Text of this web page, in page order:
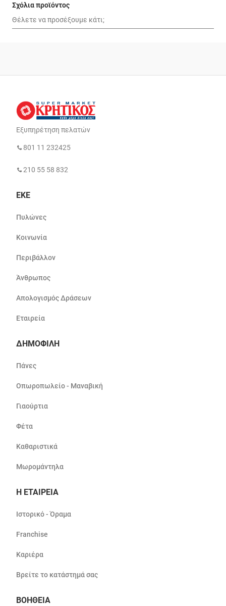
Σχόλια προϊόντος
Εξυπηρέτηση πελατών
801 11 232425
210 55 58 832
ΕΚΕ
Πυλώνες
Κοινωνία
Περιβάλλον
Άνθρωπος
Απολογισμός Δράσεων
Εταιρεία
ΔΗΜΟΦΙΛΗ
Πάνες
Οπωροπωλείο - Μαναβική
Γιαούρτια
Φέτα
Καθαριστικά
Μωρομάντηλα
Η ΕΤΑΙΡΕΙΑ
Ιστορικό - Όραμα
Franchise
Καριέρα
Βρείτε το κατάστημά σας
ΒΟΗΘΕΙΑ